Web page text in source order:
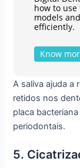
how to
models
efficiently.
Know
A saliva ajuda a
retidos nos
placa
periodontais.
5.